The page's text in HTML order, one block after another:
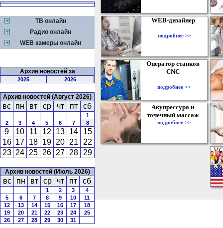
ТВ онлайн
Радио онлайн
WEB камеры онлайн
Архив новостей за
2025 2026
Архив новостей (Август 2026)
вс пн вт ср чт пт сб
1
2
3 4 5 6 7 8
9 10 11 12 13 14
15
16 17 18 19 20 21
22
23 24 25 26 27 28 29
Архив новостей (Июль 2026)
вс пн вт ср чт пт сб
1 2 3
4
5
6 7 8 9 10
11
12
13 14 15 16 17
18
19
20 21 22 23 24
25
26
27 28 29 30 31
WEB-дизайнер
подробнее >>
Оператор станков
CNC
подробнее >>
Акупрессура и
точечный массаж
подробнее >>